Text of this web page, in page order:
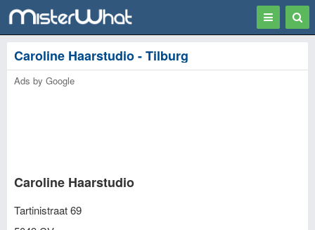
Toggle
Caroline Haarstudio - Tilburg
Ads by Google
Caroline Haarstudio
Tartinistraat 69